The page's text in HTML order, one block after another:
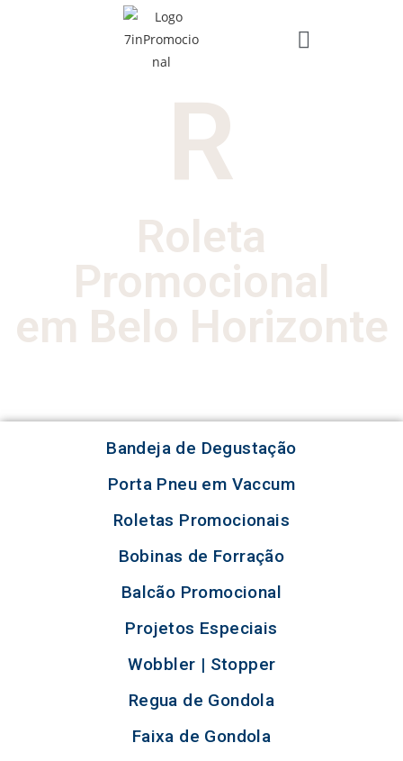
R
Roleta
Promocional
em Belo Horizonte
Bandeja de Degustação
Porta Pneu em Vaccum
Roletas Promocionais
Bobinas de Forração
Balcão Promocional
Projetos Especiais
Wobbler | Stopper
Regua de Gondola
Faixa de Gondola